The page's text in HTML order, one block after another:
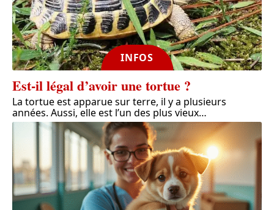
INFOS
Est-il légal d’avoir une tortue ?
La tortue est apparue sur terre, il y a plusieurs
années. Aussi, elle est l’un des plus vieux…